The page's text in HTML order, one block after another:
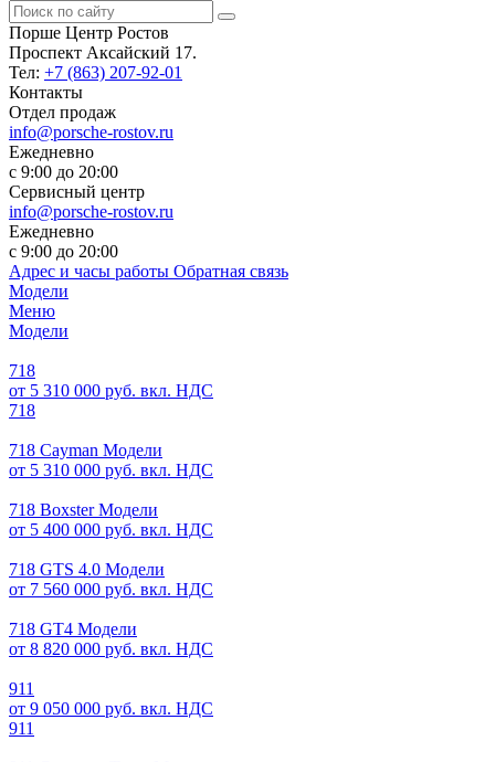
Порше Центр Ростов
Проспект Аксайский 17.
Тел: +7 (863) 207-92-01
Контакты
Отдел продаж
info@porsche-rostov.ru
Ежедневно
с 9:00 до 20:00
Сервисный центр
info@porsche-rostov.ru
Ежедневно
с 9:00 до 20:00
Адрес и часы работы Обратная связь
Модели
Меню
Модели
718
от 5 310 000 руб. вкл. НДС
718
718 Cayman Модели
от 5 310 000 руб. вкл. НДС
718 Boxster Модели
от 5 400 000 руб. вкл. НДС
718 GTS 4.0 Модели
от 7 560 000 руб. вкл. НДС
718 GT4 Модели
от 8 820 000 руб. вкл. НДС
911
от 9 050 000 руб. вкл. НДС
911